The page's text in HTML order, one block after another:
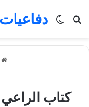
دفاعيات
بحث
الوضع